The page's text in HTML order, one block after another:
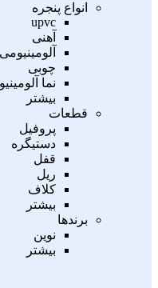
انواع پنجره
upvc
آهنی
آلومینیومی
چوبی
نما
بیشتر
قطعات
پروفیل
دستیگره
قفل
ریل
کلاف
بیشتر
برندها
نوین
بیشتر